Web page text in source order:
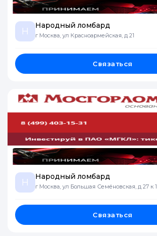
Н
Народный ломбард
г Москва, ул Красноармейская, д 21
Связаться
Н
Народный ломбард
г Москва, ул Большая Семёновская, д 27 к 1
Связаться